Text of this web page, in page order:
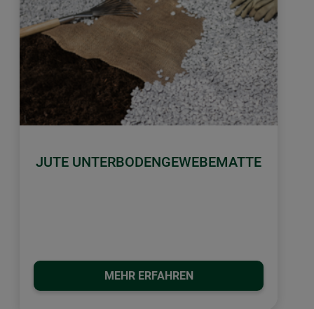
JUTE UNTERBODENGEWEBEMATTE
MEHR ERFAHREN